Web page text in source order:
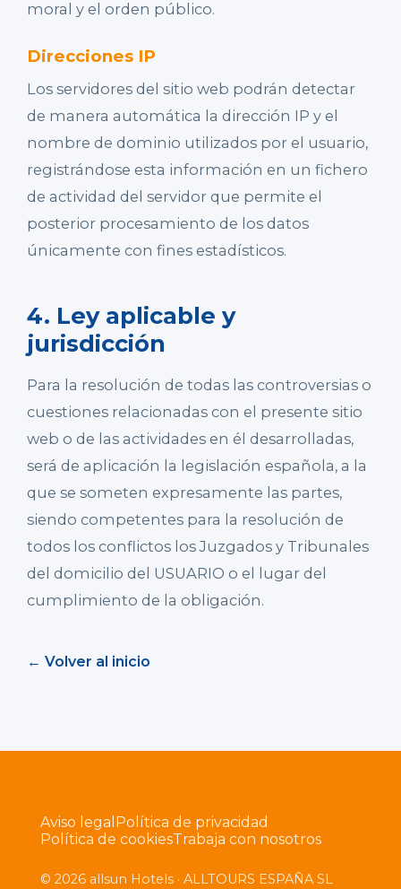
moral y el orden público.
Direcciones IP
Los servidores del sitio web podrán detectar
de manera automática la dirección IP y el
nombre de dominio utilizados por el usuario,
registrándose esta información en un fichero
de actividad del servidor que permite el
posterior procesamiento de los datos
únicamente con fines estadísticos.
4. Ley aplicable y
jurisdicción
Para la resolución de todas las controversias o
cuestiones relacionadas con el presente sitio
web o de las actividades en él desarrolladas,
será de aplicación la legislación española, a la
que se someten expresamente las partes,
siendo competentes para la resolución de
todos los conflictos los Juzgados y Tribunales
del domicilio del USUARIO o el lugar del
cumplimiento de la obligación.
← Volver al inicio
Aviso legal Política de privacidad
Política de cookiesTrabaja con nosotros
© 2026 allsun Hotels · ALLTOURS ESPAÑA SL